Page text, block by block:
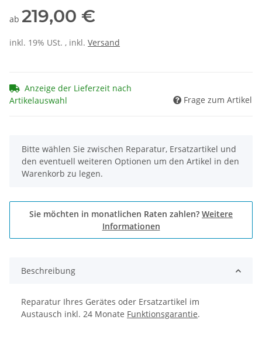
ab 219,00 €
inkl. 19% USt. , inkl. Versand
Anzeige der Lieferzeit nach
Artikelauswahl
Frage zum Artikel
x
Bitte wählen Sie zwischen Reparatur, Ersatzartikel und
den eventuell weiteren Optionen um den Artikel in den
Warenkorb zu legen.
Sie möchten in monatlichen Raten zahlen? Weitere
Informationen
Beschreibung
Reparatur Ihres Gerätes oder Ersatzartikel im
Austausch inkl. 24 Monate Funktionsgarantie.